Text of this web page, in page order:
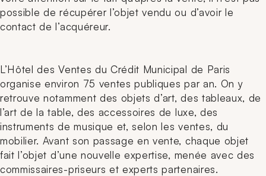
possible de récupérer l’objet vendu ou d’avoir le
contact de l’acquéreur.
L’Hôtel des Ventes du Crédit Municipal de Paris
organise environ 75 ventes publiques par an. On y
retrouve notamment des objets d’art, des tableaux, de
l’art de la table, des accessoires de luxe, des
instruments de musique et, selon les ventes, du
mobilier. Avant son passage en vente, chaque objet
fait l’objet d’une nouvelle expertise, menée avec des
commissaires-priseurs et experts partenaires.